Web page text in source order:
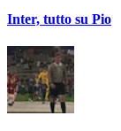
Inter, tutto su Pio